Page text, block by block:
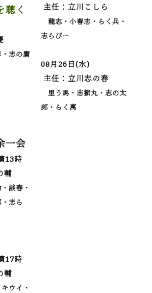
聴く
志の麿
主任：立川こしら
龍志・小春志・らく兵・
志らぴー
08月26日(水)
主任：立川志の春
里う馬・志獅丸・志の太
郎・らく萬
一会
13時
輔
談春・
志ら
17時
輔
ウイ・